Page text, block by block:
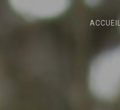
ACCUEIL